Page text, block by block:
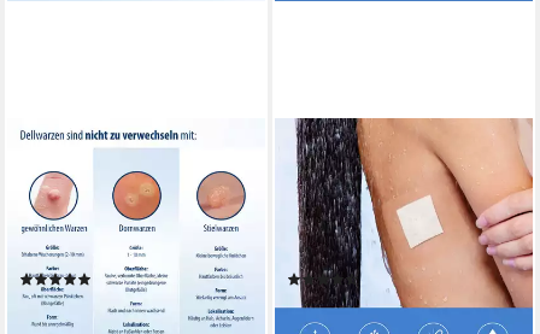
EVOLSIN
Warzen-Behandlungsstift
Evolsin® Dellwarzen Mittel I
Sanfte & Effektive Dellwarzen
Behandlung
(2)
14,95 €
17,95 €
(299,00 €/ 100 ml)
FLEXEO
Wundpflaster wasserfest (20
St), transparent 10x10cm,
effektive Wundabdeckung,
Duschpflaster
9,99 €
lieferbar - in 4-5 Werktagen bei dir